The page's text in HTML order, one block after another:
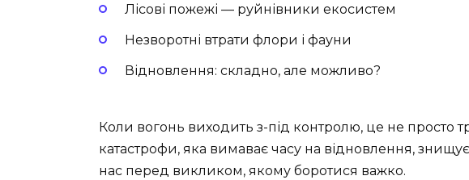
Лісові пожежі — руйнівники екосистем
Незворотні втрати флори і фауни
Відновлення: складно, але можливо?
Коли вогонь виходить з-під контролю, це не просто
катастрофи, яка вимаває часу на відновлення, знищує
нас перед викликом, якому боротися важко.